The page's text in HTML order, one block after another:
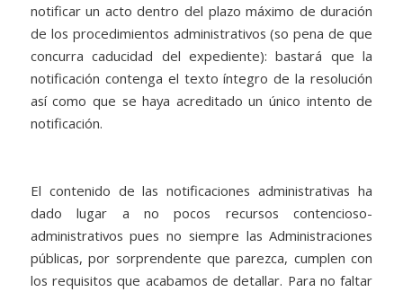
notificar un acto dentro del plazo máximo de duración
de los procedimientos administrativos (so pena de que
concurra caducidad del expediente): bastará que la
notificación contenga el texto íntegro de la resolución
así como que se haya acreditado un único intento de
notificación.
El contenido de las notificaciones administrativas ha
dado lugar a no pocos recursos contencioso-
administrativos pues no siempre las Administraciones
públicas, por sorprendente que parezca, cumplen con
los requisitos que acabamos de detallar. Para no faltar